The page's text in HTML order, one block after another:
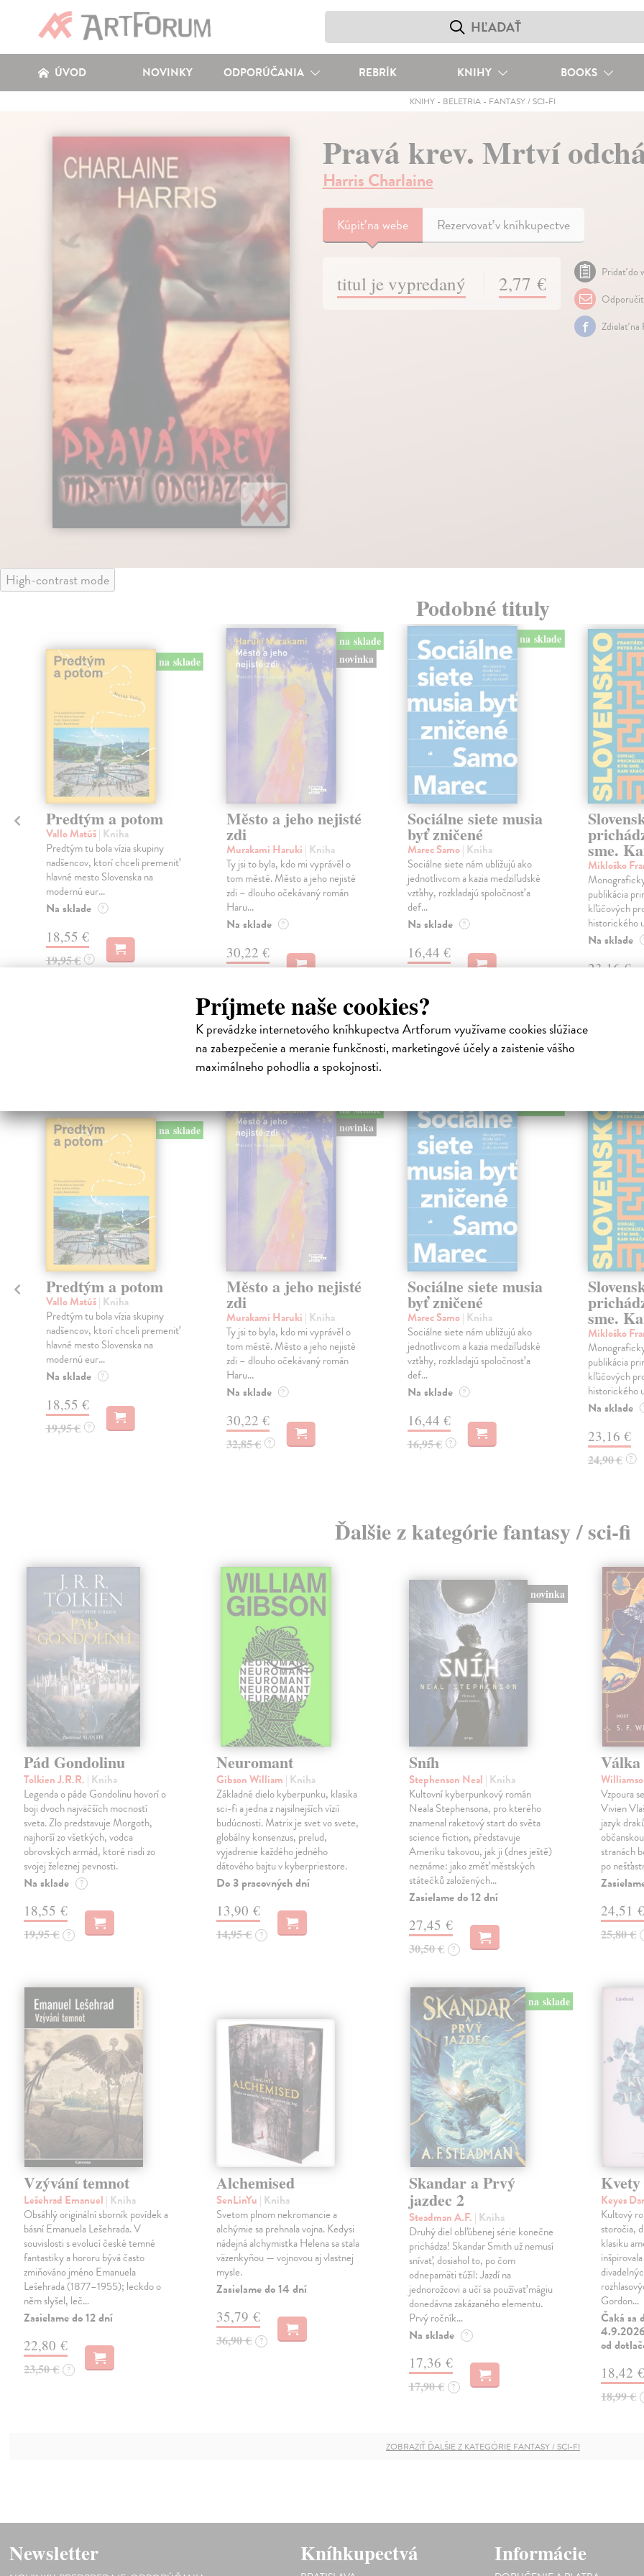
Príjmete naše cookies?
K prevádzke internetového kníhkupectva Artforum využívame cookies slúžiace
na zabezpečenie a meranie funkčnosti, marketingové účely a zaistenie vášho
maximálneho pohodlia a spokojnosti.
ÚVOD NOVINKY ODPORÚČANIA REBRÍK KNIHY BOOKS
KNIHY - BELETRIA - FANTASY / SCI-FI
Pravá krev. Mrtví
Harris Charlaine
Kúpiťna webe Rezervovať v kníhkupectve
titul je vypredaný 2,77 €
Pridať do
Zdielať na
High-contrast mode
Podobné tituly
na sklade
Predtým a potom
Vallo Matúš| Kniha
Predtým tu bola vízia skupiny
nadšencov, ktorí chceli premeniť
hlavné mesto Slovenska na
modernú eur...
Na sklade ?
18,55 €
19,95 € ?
na sklade
novinka
Město a jeho nejisté
zdi
Murakami Haruki | Kniha
Ty jsi to byla, kdo mi vyprávěl o
tom městě. Město a jeho nejisté
zdi – dlouho očekávaný román
Haru...
Na sklade ?
30,22 €
na sklade
Sociálne siete musia
byť zničené
Marec Samo| Kniha
Sociálne siete nám ubližujú ako
jednotlivcom a kazia medziľudské
vzťahy, rozkladajú spoločnosť a
def...
Na sklade ?
16,44 €
sme.
Mikloško
publikácia
kľúčových
historického
Na sklade
23,16 €
Čitatelia s podobným vkusom si
na sklade
Predtým a potom
Vallo Matúš| Kniha
Predtým tu bola vízia skupiny
nadšencov, ktorí chceli premeniť
hlavné mesto Slovenska na
modernú eur...
Na sklade ?
18,55 €
19,95 € ?
na sklade
novinka
Město a jeho nejisté
zdi
Murakami Haruki | Kniha
Ty jsi to byla, kdo mi vyprávěl o
tom městě. Město a jeho nejisté
zdi – dlouho očekávaný román
Haru...
Na sklade ?
30,22 €
32,85 € ?
Sociálne siete musia
byť zničené
Marec Samo| Kniha
Sociálne siete nám ubližujú ako
jednotlivcom a kazia medziľudské
vzťahy, rozkladajú spoločnosť a
def...
Na sklade ?
16,44 €
16,95 € ?
sme.
Mikloško
publikácia
kľúčových
historického
Na sklade
23,16 €
24,90 € ?
Ďalšie z kategórie fantasy / sci-fi
Pád Gondolinu
Tolkien J.R.R. | Kniha
Legenda o páde Gondolinu hovorí o
boji dvoch najväčších mocností
sveta. Zlo predstavuje Morgoth,
najhorší zo všetkých, vodca
obrovských armád, ktoré riadi zo
svojej železnej pevnosti.
Na sklade ?
18,55 €
19,95 € ?
Neuromant
Gibson William | Kniha
Základné dielo kyberpunku, klasika
sci-fi a jedna z najsilnejších vízií
budúcnosti. Matrix je svet vo svete,
globálny konsenzus, prelud,
vyjadrenie každého jedného
dátového bajtu v kyberpriestore.
Do 3 pracovných dní
13,90 €
14,95 € ?
novinka
Sníh
Stephenson Neal | Kniha
Kultovní kyberpunkový román
Neala Stephensona, pro kterého
znamenal raketový start do světa
science fiction, představuje
Ameriku takovou, jak ji (dnes ještě)
neznáme: jako změť městských
státečků založených…
Zasielame do 12 dní
27,45 €
30,50 € ?
Vzpoura
Vivien
jazyk
stranách
po
24,51 €
25,80 €
Vzývání temnot
Lešehrad Emanuel | Kniha
Obsáhlý originální sborník povídek a
básní Emanuela Lešehrada. V
souvislosti s evolucí české temné
fantastiky a hororu bývá často
zmiňováno jméno Emanuela
Lešehrada (1877–1955); leckdo o
něm slyšel, leč…
Zasielame do 12 dní
22,80 €
23,50 € ?
Alchemised
SenLinYu | Kniha
Svetom plnom nekromancie a
alchýmie sa prehnala vojna. Kedysi
nádejná alchymistka Helena sa stala
väzenkyňou — vojnovou aj vlastnej
mysle.
Zasielame do 14 dní
35,79 €
36,90 € ?
na sklade
Skandar a Prvý
jazdec 2
Steadman A.F. | Kniha
Druhý diel obľúbenej série konečne
prichádza! Skandar Smith už nemusí
snívať, dosiahol to, po čom
odnepamäti túžil: Jazdí na
jednorožcovi a učí sa používať mágiu
donedávna zakázaného elementu.
Prvý ročník…
Na sklade ?
17,36 €
17,90 € ?
Keyes
Kultový
storočia,
klasiku
Gordon…
Čaká sa
od
18,42 €
18,99 €
ZOBRAZIŤ ĎALŠIE Z KATEGÓRIE FANTASY / SCI-FI
Newsletter Kníhkupectvá Informácie